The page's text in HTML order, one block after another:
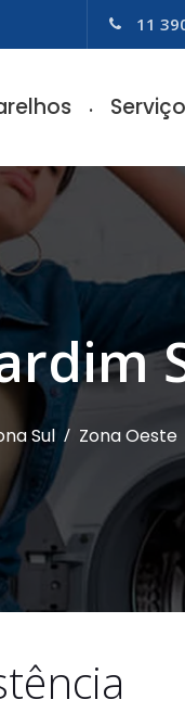
11
Sul / Zona Oeste